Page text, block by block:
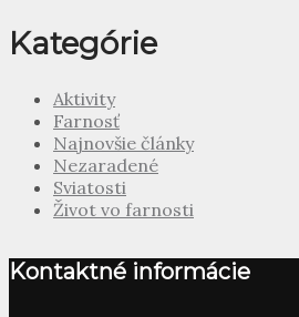
Kategórie
Aktivity
Farnosť
Najnovšie články
Nezaradené
Sviatosti
Život vo farnosti
Kontaktné informácie